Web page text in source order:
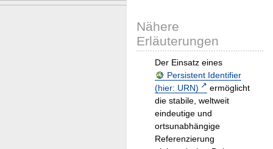
Nähere
Erläuterungen
Der Einsatz eines
Persistent Identifier
(hier: URN)
ermöglicht
die stabile, weltweit
eindeutige und
ortsunabhängige
Referenzierung